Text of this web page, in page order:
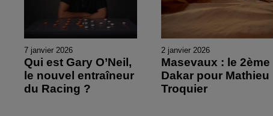
7 janvier 2026
Qui est Gary O’Neil,
le nouvel entraîneur
du Racing ?
2 janvier 2026
Masevaux : le 2ème
Dakar pour Mathieu
Troquier